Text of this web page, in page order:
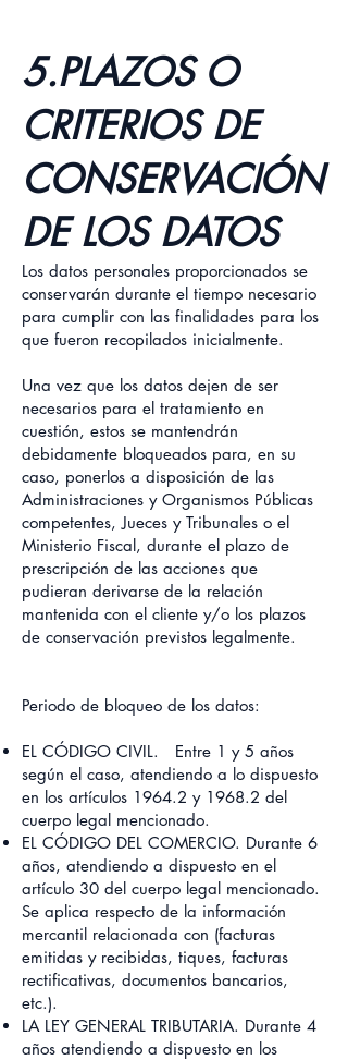
5.PLAZOS O
CRITERIOS DE
CONSERVACIÓN
DE LOS DATOS
Los datos personales proporcionados se
conservarán durante el tiempo necesario
para cumplir con las finalidades para los
que fueron recopilados inicialmente.
Una vez que los datos dejen de ser
necesarios para el tratamiento en
cuestión, estos se mantendrán
debidamente bloqueados para, en su
caso, ponerlos a disposición de las
Administraciones y Organismos Públicas
competentes, Jueces y Tribunales o el
Ministerio Fiscal, durante el plazo de
prescripción de las acciones que
pudieran derivarse de la relación
mantenida con el cliente y/o los plazos
de conservación previstos legalmente.
Periodo de bloqueo de los datos:
EL CÓDIGO CIVIL. Entre 1 y 5 años
según el caso, atendiendo a lo dispuesto
en los artículos 1964.2 y 1968.2 del
cuerpo legal mencionado.
EL CÓDIGO DEL COMERCIO. Durante 6
años, atendiendo a dispuesto en el
artículo 30 del cuerpo legal mencionado.
Se aplica respecto de la información
mercantil relacionada con (facturas
emitidas y recibidas, tiques, facturas
rectificativas, documentos bancarios,
etc.).
LA LEY GENERAL TRIBUTARIA. Durante 4
años atendiendo a dispuesto en los